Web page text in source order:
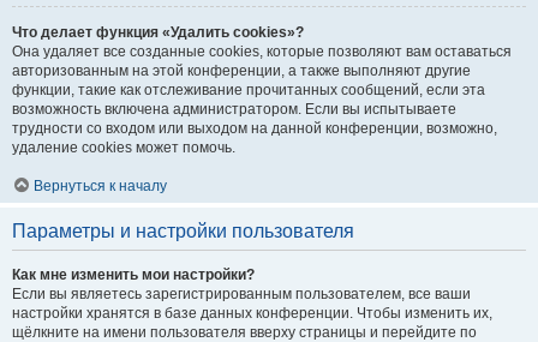
Что делает функция «Удалить cookies»?
Она удаляет все созданные cookies, которые позволяют вам оставаться
авторизованным на этой конференции, а также выполняют другие
функции, такие как отслеживание прочитанных сообщений, если эта
возможность включена администратором. Если вы испытываете
трудности со входом или выходом на данной конференции, возможно,
удаление cookies может помочь.
Вернуться к началу
Параметры и настройки пользователя
Как мне изменить мои настройки?
Если вы являетесь зарегистрированным пользователем, все ваши
настройки хранятся в базе данных конференции. Чтобы изменить их,
щёлкните на имени пользователя вверху страницы и перейдите по